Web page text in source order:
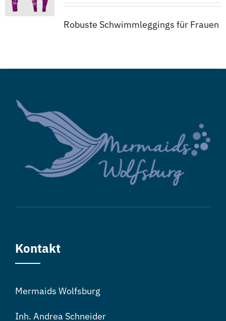
Robuste Schwimmleggings für Frauen
Kontakt
Mermaids Wolfsburg
Inh. Andrea Schneider